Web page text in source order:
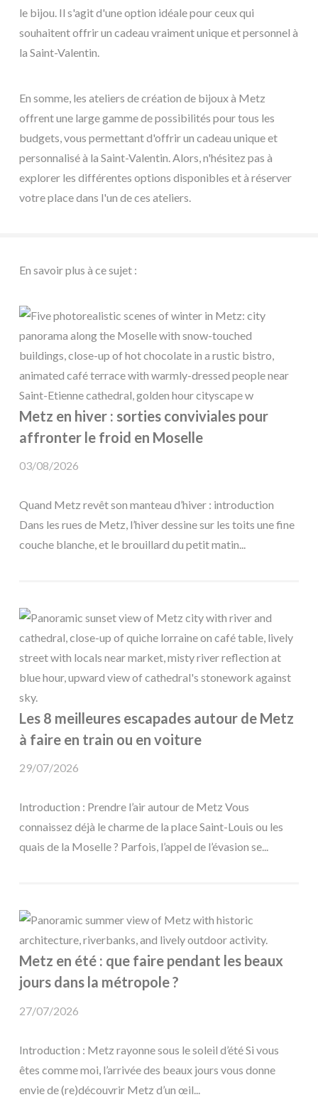
le bijou. Il s'agit d'une option idéale pour ceux qui
souhaitent offrir un cadeau vraiment unique et personnel à
la Saint-Valentin.
En somme, les ateliers de création de bijoux à Metz
offrent une large gamme de possibilités pour tous les
budgets, vous permettant d'offrir un cadeau unique et
personnalisé à la Saint-Valentin. Alors, n'hésitez pas à
explorer les différentes options disponibles et à réserver
votre place dans l'un de ces ateliers.
En savoir plus à ce sujet :
Metz en hiver : sorties conviviales pour
affronter le froid en Moselle
03/08/2026
Quand Metz revêt son manteau d’hiver : introduction
Dans les rues de Metz, l’hiver dessine sur les toits une fine
couche blanche, et le brouillard du petit matin...
Les 8 meilleures escapades autour de Metz
à faire en train ou en voiture
29/07/2026
Introduction : Prendre l’air autour de Metz Vous
connaissez déjà le charme de la place Saint-Louis ou les
quais de la Moselle ? Parfois, l’appel de l’évasion se...
Metz en été : que faire pendant les beaux
jours dans la métropole ?
27/07/2026
Introduction : Metz rayonne sous le soleil d’été Si vous
êtes comme moi, l’arrivée des beaux jours vous donne
envie de (re)découvrir Metz d’un œil...